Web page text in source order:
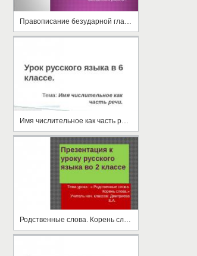
Правописание безударной гласной в словах
Родственные слова. Корень слова